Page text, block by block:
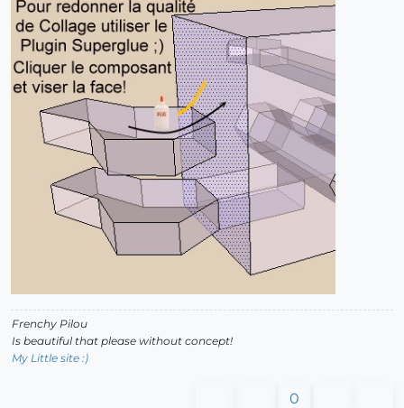
Frenchy Pilou
Is beautiful that please without concept!
My Little site :)
0